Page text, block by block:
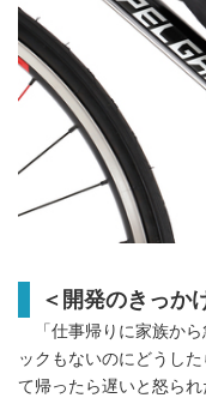
＜開発のきっか
「仕事帰りに家族から
ックもないのにどうし
て帰ったら遅いと怒ら